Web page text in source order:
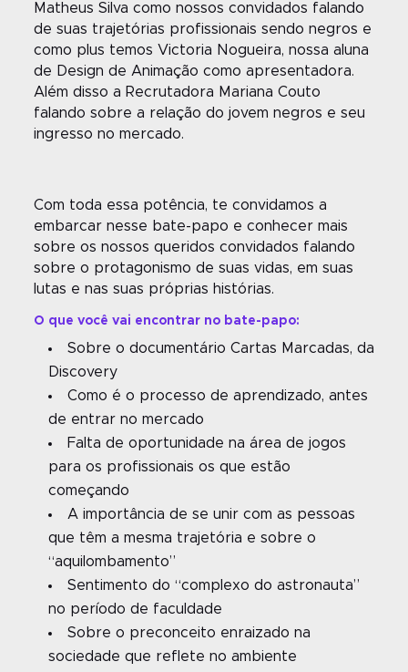
Matheus Silva como nossos convidados falando
de suas trajetórias profissionais sendo negros e
como plus temos Victoria Nogueira, nossa aluna
de Design de Animação como apresentadora.
Além disso a Recrutadora Mariana Couto
falando sobre a relação do jovem negros e seu
ingresso no mercado.
Com toda essa potência, te convidamos a
embarcar nesse bate-papo e conhecer mais
sobre os nossos queridos convidados falando
sobre o protagonismo de suas vidas, em suas
lutas e nas suas próprias histórias.
O que você vai encontrar no bate-papo:
Sobre o documentário Cartas Marcadas, da
Discovery
Como é o processo de aprendizado, antes
de entrar no mercado
Falta de oportunidade na área de jogos
para os profissionais os que estão
começando
A importância de se unir com as pessoas
que têm a mesma trajetória e sobre o
“aquilombamento”
Sentimento do “complexo do astronauta”
no período de faculdade
Sobre o preconceito enraizado na
sociedade que reflete no ambiente